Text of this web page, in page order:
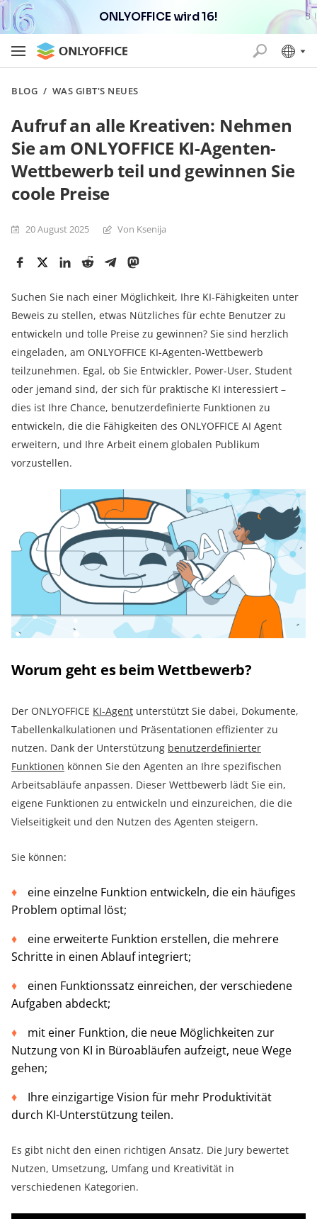
ONLYOFFICE wird 16!
BLOG / WAS GIBT'S NEUES
Aufruf an alle Kreativen: Nehmen
Sie am ONLYOFFICE KI-Agenten-
Wettbewerb teil und gewinnen Sie
coole Preise
20 August 2025 Von Ksenija
Suchen Sie nach einer Möglichkeit, Ihre KI-Fähigkeiten unter
Beweis zu stellen, etwas Nützliches für echte Benutzer zu
entwickeln und tolle Preise zu gewinnen? Sie sind herzlich
eingeladen, am ONLYOFFICE KI-Agenten-Wettbewerb
teilzunehmen. Egal, ob Sie Entwickler, Power-User, Student
oder jemand sind, der sich für praktische KI interessiert –
dies ist Ihre Chance, benutzerdefinierte Funktionen zu
entwickeln, die die Fähigkeiten des ONLYOFFICE AI Agent
erweitern, und Ihre Arbeit einem globalen Publikum
vorzustellen.
Worum geht es beim Wettbewerb?
Der ONLYOFFICE KI-Agent unterstützt Sie dabei, Dokumente,
Tabellenkalkulationen und Präsentationen effizienter zu
nutzen. Dank der Unterstützung benutzerdefinierter
Funktionen können Sie den Agenten an Ihre spezifischen
Arbeitsabläufe anpassen. Dieser Wettbewerb lädt Sie ein,
eigene Funktionen zu entwickeln und einzureichen, die die
Vielseitigkeit und den Nutzen des Agenten steigern.
Sie können:
eine einzelne Funktion entwickeln, die ein häufiges
Problem optimal löst;
eine erweiterte Funktion erstellen, die mehrere
Schritte in einen Ablauf integriert;
einen Funktionssatz einreichen, der verschiedene
Aufgaben abdeckt;
mit einer Funktion, die neue Möglichkeiten zur
Nutzung von KI in Büroabläufen aufzeigt, neue Wege
gehen;
Ihre einzigartige Vision für mehr Produktivität
durch KI-Unterstützung teilen.
Es gibt nicht den einen richtigen Ansatz. Die Jury bewertet
Nutzen, Umsetzung, Umfang und Kreativität in
verschiedenen Kategorien.